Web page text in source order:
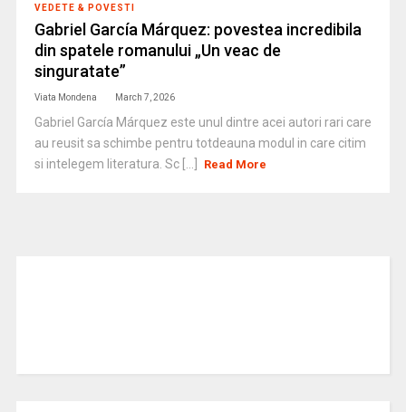
VEDETE & POVESTI
Gabriel García Márquez: povestea incredibila
din spatele romanului „Un veac de
singuratate”
Viata Mondena March 7, 2026
Gabriel García Márquez este unul dintre acei autori rari care
au reusit sa schimbe pentru totdeauna modul in care citim
si intelegem literatura. Sc [...]
Read More